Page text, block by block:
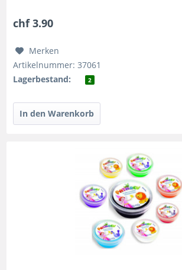
chf 3.90
Merken
Artikelnummer: 37061
Lagerbestand:
2